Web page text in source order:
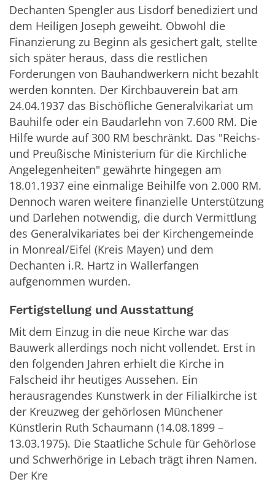
Dechanten Spengler aus Lisdorf benediziert und
dem Heiligen Joseph geweiht. Obwohl die
Finanzierung zu Beginn als gesichert galt, stellte
sich später heraus, dass die restlichen
Forderungen von Bauhandwerkern nicht bezahlt
werden konnten. Der Kirchbauverein bat am
24.04.1937 das Bischöfliche Generalvikariat um
Bauhilfe oder ein Baudarlehn von 7.600 RM. Die
Hilfe wurde auf 300 RM beschränkt. Das "Reichs-
und Preußische Ministerium für die Kirchliche
Angelegenheiten" gewährte hingegen am
18.01.1937 eine einmalige Beihilfe von 2.000 RM.
Dennoch waren weitere finanzielle Unterstützung
und Darlehen notwendig, die durch Vermittlung
des Generalvikariates bei der Kirchengemeinde
in Monreal/Eifel (Kreis Mayen) und dem
Dechanten i.R. Hartz in Wallerfangen
aufgenommen wurden.
Fertigstellung und Ausstattung
Mit dem Einzug in die neue Kirche war das
Bauwerk allerdings noch nicht vollendet. Erst in
den folgenden Jahren erhielt die Kirche in
Falscheid ihr heutiges Aussehen. Ein
herausragendes Kunstwerk in der Filialkirche ist
der Kreuzweg der gehörlosen Münchener
Künstlerin Ruth Schaumann (14.08.1899 –
13.03.1975). Die Staatliche Schule für Gehörlose
und Schwerhörige in Lebach trägt ihren Namen.
Der Kre